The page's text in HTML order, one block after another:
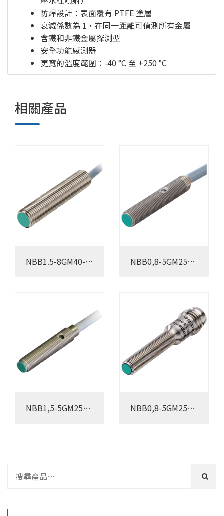
防焊設計：表面覆有 PTFE 塗層
衰減係數為 1，在同一距離可偵測所有金屬
含鐵和非鐵金屬探測型
安全功能感測器
更寬的溫度範圍：-40 °C 至 +250 °C
相關產品
NBB1.5-8GM40-
NBB0,8-5GM25-
NBB1,5-5GM25-
NBB0,8-5GM25-